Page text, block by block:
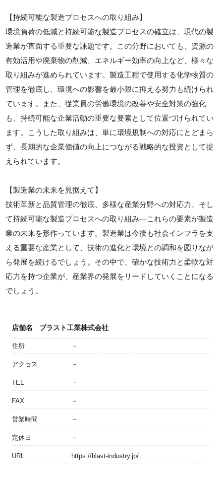
【持続可能な製造プロセスへの取り組み】
環境負荷の低減と持続可能な製造プロセスの確立は、現代の製
造業が直面する重要な課題です。この分野においても、資源の
有効活用や廃棄物の削減、エネルギー効率の向上など、様々な
取り組みが進められています。製造工程で使用する化学物質の
管理を徹底し、環境への影響を最小限に抑える努力も続けられ
ています。また、従業員の労働環境の改善や安全対策の強化
も、持続可能な企業活動の重要な要素として位置づけられてい
ます。こうした取り組みは、単に環境規制への対応にとどまら
ず、長期的な企業価値の向上につながる戦略的な投資として捉
えられています。
【製造業の未来を見据えて】
技術革新と品質管理の徹底、多様な産業分野への対応力、そし
て持続可能な製造プロセスへの取り組み—これらの要素が製造
業の未来を形作っています。製造業は今後も社会インフラを支
える重要な産業として、技術の進化と環境との調和を図りなが
ら発展を続けるでしょう。その中で、確かな技術力と柔軟な対
応力を持つ企業が、産業界の発展をリードしていくことになる
でしょう。
店舗名 ブラスト工業株式会社
住所 －
アクセス －
TEL －
FAX －
営業時間 －
定休日 －
URL https://blast-industry.jp/